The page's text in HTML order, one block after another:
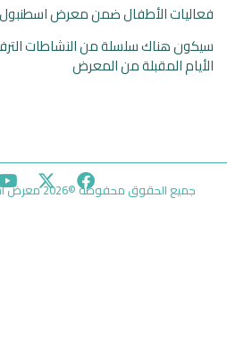
فعاليات الأطفال ضمن معرض اسطنبول
سيكون هناك سلسلة من النشاطات
الأيام المقبلة من المعرض
جميع الحقوق محفوظة ©2026 معرض اسطنبول الدولي للكتاب العربي